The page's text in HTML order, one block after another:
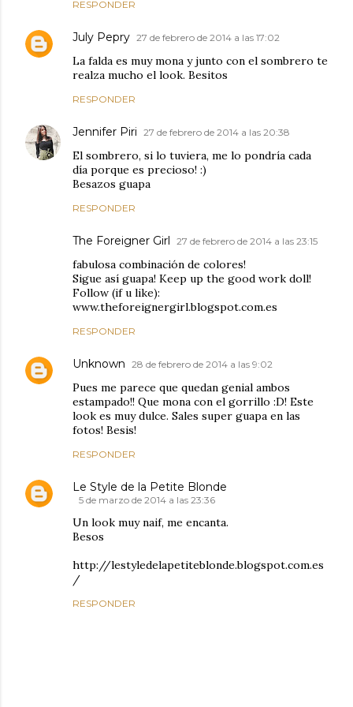
RESPONDER
July Pepry 27 de febrero de 2014 a las 17:02
La falda es muy mona y junto con el sombrero te
realza mucho el look. Besitos
RESPONDER
Jennifer Piri 27 de febrero de 2014 a las 20:38
El sombrero, si lo tuviera, me lo pondría cada
día porque es precioso! :)
Besazos guapa
RESPONDER
The Foreigner Girl 27 de febrero de 2014 a las 23:15
fabulosa combinación de colores!
Sigue así guapa! Keep up the good work doll!
Follow (if u like):
www.theforeignergirl.blogspot.com.es
RESPONDER
Unknown 28 de febrero de 2014 a las 9:02
Pues me parece que quedan genial ambos
estampado!! Que mona con el gorrillo :D! Este
look es muy dulce. Sales super guapa en las
fotos! Besis!
RESPONDER
Le Style de la Petite Blonde
5 de marzo de 2014 a las 23:36
Un look muy naif, me encanta.
Besos
http://lestyledelapetiteblonde.blogspot.com.es
/
RESPONDER